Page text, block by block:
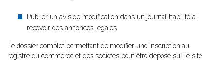
Publier un avis de modification dans un journal habilité à
recevoir des annonces légales
Le dossier complet permettant de modifier une inscription au
registre du commerce et des sociétés peut être déposé sur le site